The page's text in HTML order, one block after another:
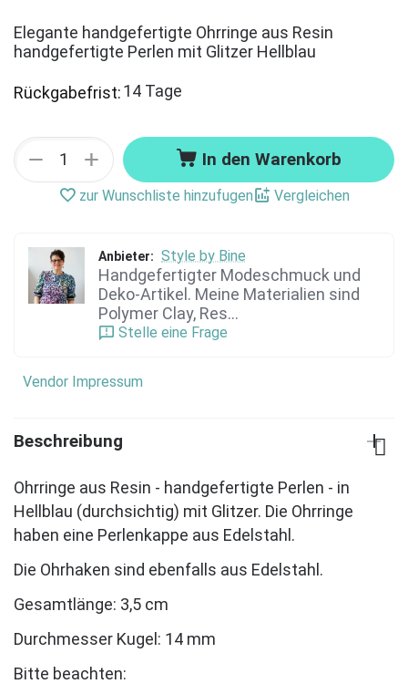
Elegante handgefertigte Ohrringe aus Resin
handgefertigte Perlen mit Glitzer Hellblau
Rückgabefrist:14 Tage
+
− In den Warenkorb
zur Wunschliste hinzufugen Vergleichen
Anbieter: Style by Bine
Handgefertigter Modeschmuck und
Deko-Artikel. Meine Materialien sind
Polymer Clay, Res...
Stelle eine Frage
Vendor Impressum
Beschreibung
Ohrringe aus Resin - handgefertigte Perlen - in
Hellblau (durchsichtig) mit Glitzer. Die Ohrringe
haben eine Perlenkappe aus Edelstahl.
Die Ohrhaken sind ebenfalls aus Edelstahl.
Gesamtlänge: 3,5 cm
Durchmesser Kugel: 14 mm
Bitte beachten: